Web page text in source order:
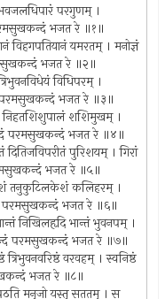
भवजलधिपारं परगुणम् ।
परमसुखकन्दं भजत रे ॥१॥
विहगपतियानं यमरतम् । मनोज्ञं
भजत रे ॥२॥
विधिपरम् ।
परमसुखकन्दं भजत रे ॥३॥
निहतशिशुपालं शशिमुखम् ।
परमसुखकन्दं भजत रे ॥४॥
पुरिशयम् । गिरां
भजत रे ॥५॥
तनुकुटिलकेशं कलिहरम् ।
परमसुखकन्दं भजत रे ॥६॥
निखिलहृदि भान्तं भुवनपम् ।
परमसुखकन्दं भजत रे ॥७॥
वरवहम् । स्वनिष्ठं
भजत रे ॥८॥
पठति मनुजो यस्तु सततम् । स